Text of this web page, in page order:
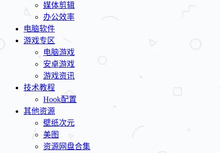
媒体剪辑
办公效率
电脑软件
游戏专区
电脑游戏
安卓游戏
游戏资讯
技术教程
Hook配置
其他资源
壁纸次元
美图
资源网盘合集